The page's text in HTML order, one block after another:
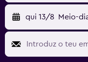
qui 13/8 Meio-